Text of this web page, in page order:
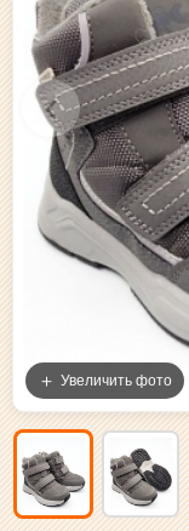
‹
Увеличить фото